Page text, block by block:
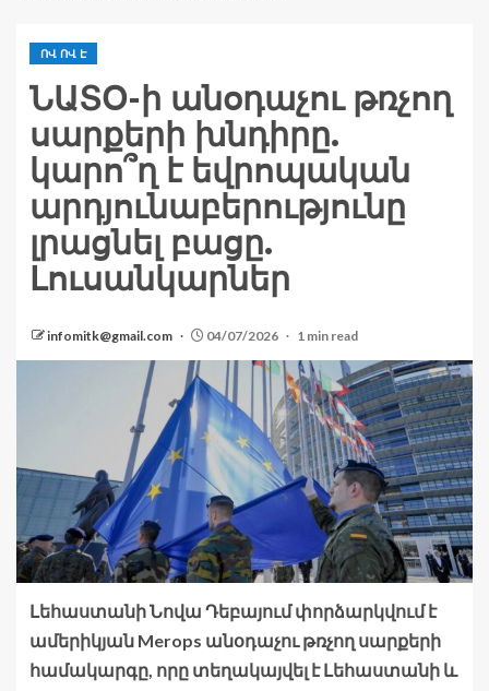
ՈՎ ՈՎ Է
ՆԱՏՕ-ի անօդաչու թռչող
սարքերի խնդիրը.
կարո՞ղ է եվրոպական
արդյունաբերությունը
լրացնել բացը.
Լուսանկարներ
infomitk@gmail.com 04/07/2026 1 min read
Լեհաստանի Նովա Դեբայում փորձարկվում է
ամերիկյան Merops անօդաչու թռչող սարքերի
համակարգը, որը տեղակայվել է Լեհաստանի և